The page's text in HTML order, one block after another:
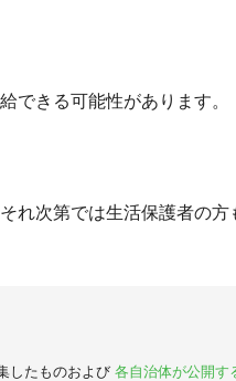
できる可能性があります。
れ次第では生活保護者の方
したものおよび 各自治体が公開す